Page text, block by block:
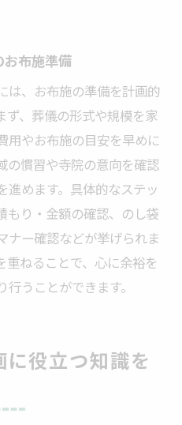
お布施準備
は、お布施の準備を計画的
ず、葬儀の形式や規模を家
用やお布施の目安を早めに
の慣習や寺院の意向を確認
進めます。具体的なステッ
もり・金額の確認、のし袋
ナー確認などが挙げられま
重ねることで、心に余裕を
うことができます。
役立つ知識を